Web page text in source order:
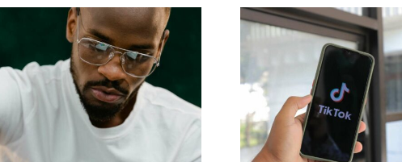
Top 17 Avancerede
Tips til at Forstå
TikTok Algoritmen
Maksimer
Effektive
Postværktøjer til